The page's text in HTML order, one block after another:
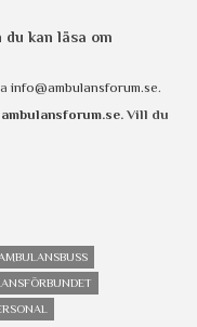
kan läsa om
info@ambulansforum.se.
. Vill du
AMBULANSBUSS